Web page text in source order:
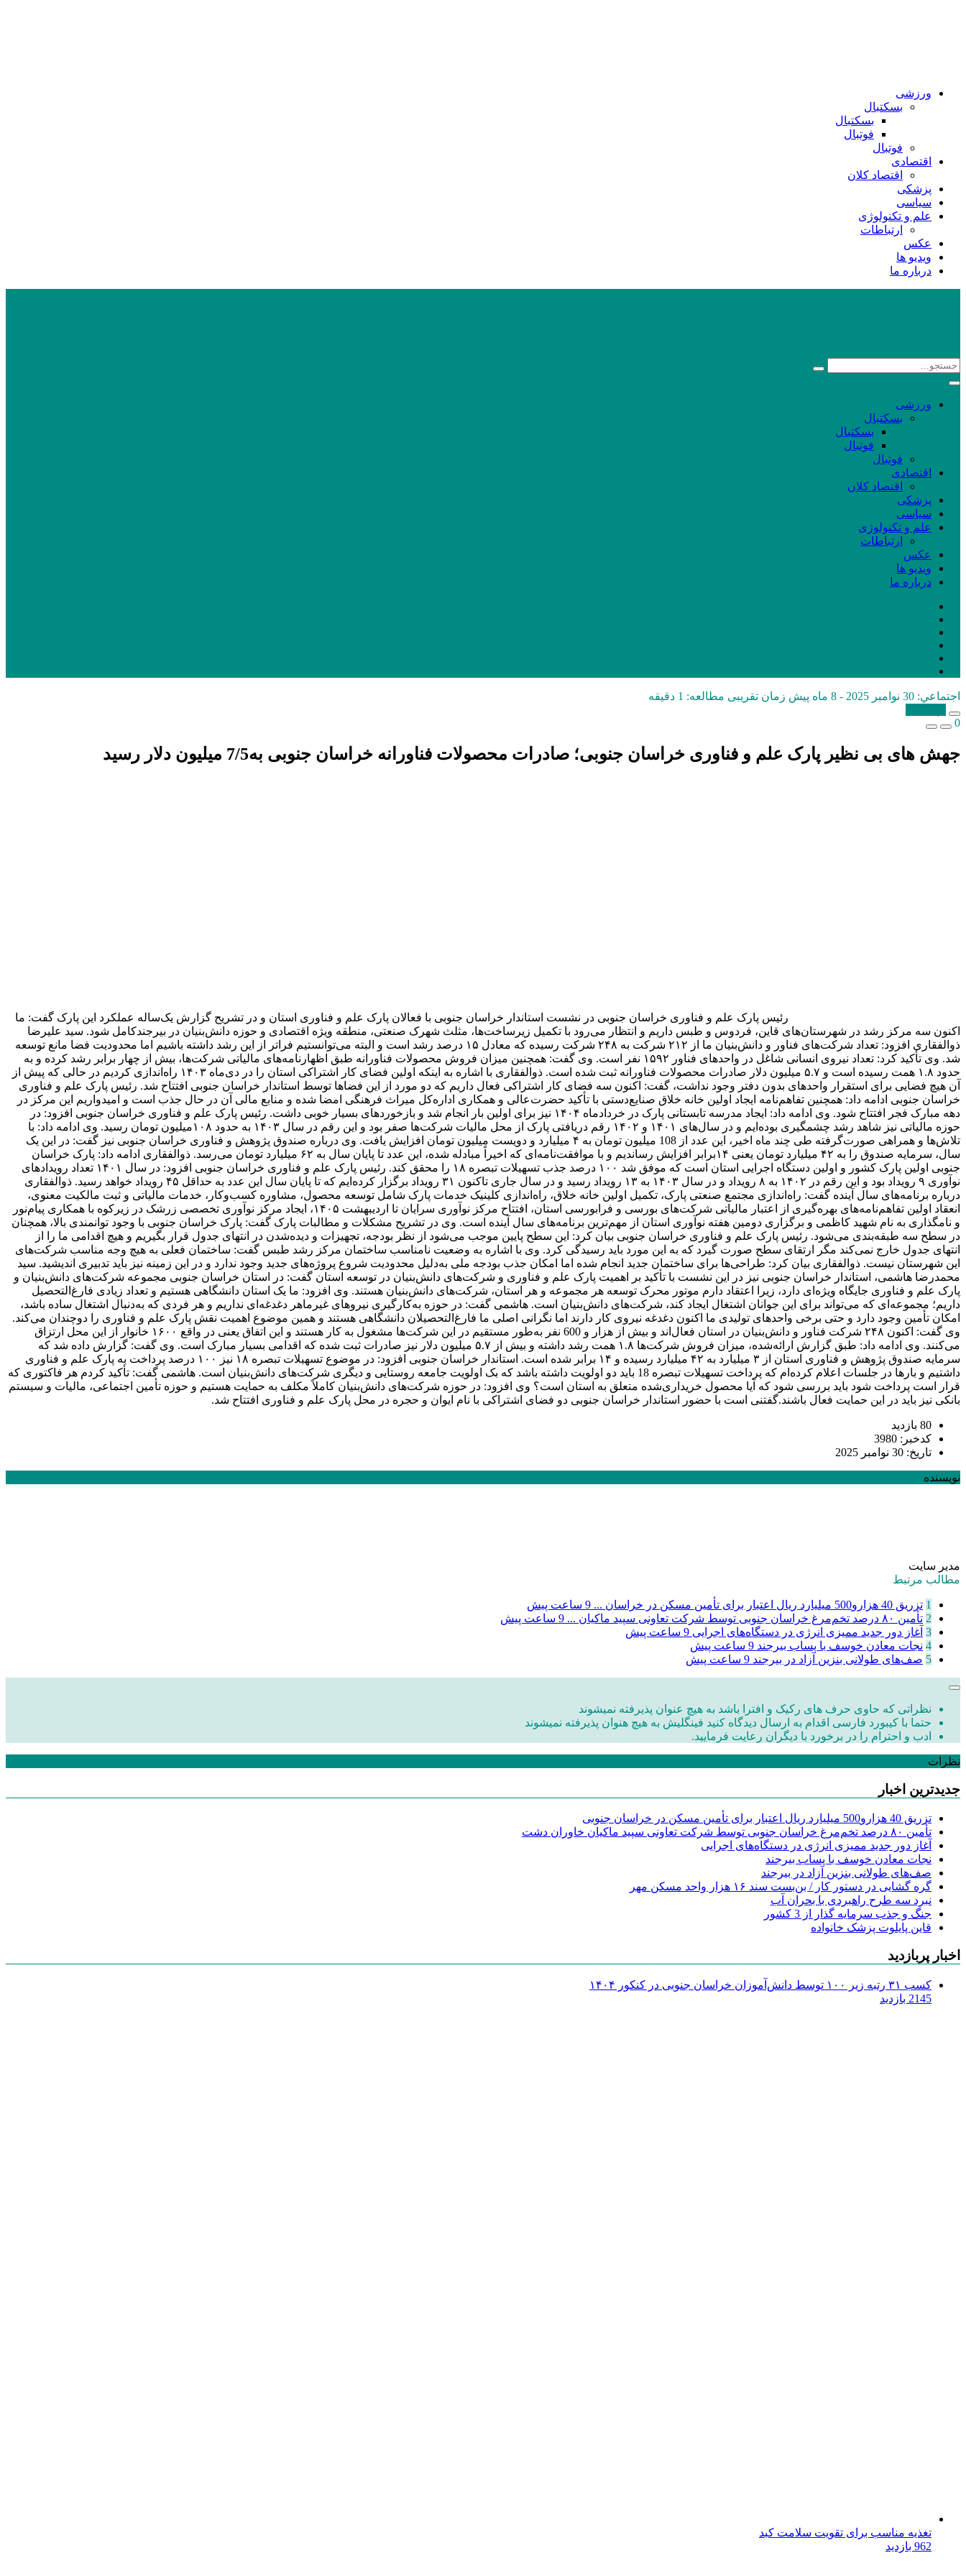
ورزشی
بسکتبال
بسکتبال
فوتبال
فوتبال
اقتصادی
اقتصاد کلان
پزشکی
سیاسی
علم و تکنولوژی
ارتباطات
عکس
ویدیو ها
درباره ما
ورزشی
بسکتبال
بسکتبال
فوتبال
فوتبال
اقتصادی
اقتصاد کلان
پزشکی
سیاسی
علم و تکنولوژی
ارتباطات
عکس
ویدیو ها
درباره ما
اجتماعي: 30 نوامبر 2025 - 8 ماه پیش
زمان تقریبی مطالعه: 1 دقیقه
0
جهش های بی نظیر پارک علم و فناوری خراسان جنوبی؛ صادرات محصولات فناورانه خراسان جنوبی به7/5 میلیون دلار رسید
رئیس پارک علم و فناوری خراسان جنوبی در نشست استاندار خراسان جنوبی با فعالان پارک علم و فناوری استان و در تشریح گزارش یک‌ساله عملکرد این پارک گفت: ما
اکنون سه مرکز رشد در شهرستان‌های قاین، فردوس و طبس داریم و انتظار می‌رود با تکمیل زیرساخت‌ها، مثلث شهرک صنعتی، منطقه ویژه اقتصادی و حوزه دانش‌بنیان در بیرجندکامل شود. سید علیرضا
ذوالفقاری افزود: تعداد شرکت‌های فناور و دانش‌بنیان ما از ۲۱۲ شرکت به ۲۴۸ شرکت رسیده که معادل ۱۵ درصد رشد است و البته می‌توانستیم فراتر از این رشد داشته باشیم اما محدودیت فضا مانع توسعه
شد. وی تأکید کرد: تعداد نیروی انسانی شاغل در واحدهای فناور ۱۵۹۲ نفر است. وی گفت: همچنین میزان فروش محصولات فناورانه طبق اظهارنامه‌های مالیاتی شرکت‌ها، بیش از چهار برابر رشد کرده و به
حدود ۱.۸ همت رسیده است و ۵.۷ میلیون دلار صادرات محصولات فناورانه ثبت شده است. ذوالفقاری با اشاره به اینکه اولین فضای کار اشتراکی استان را در دی‌ماه ۱۴۰۳ راه‌اندازی کردیم در حالی که پیش از
آن هیچ فضایی برای استقرار واحدهای بدون دفتر وجود نداشت، گفت: اکنون سه فضای کار اشتراکی فعال داریم که دو مورد از این فضاها توسط استاندار خراسان جنوبی افتتاح شد. رئیس پارک علم و فناوری
خراسان جنوبی ادامه داد: همچنین تفاهم‌نامه ایجاد اولین خانه خلاق صنایع‌دستی با تأکید حضرت‌عالی و همکاری اداره‌کل میراث فرهنگی امضا شده و منابع مالی آن در حال جذب است و امیدواریم این مرکز در
دهه مبارک فجر افتتاح شود. وی ادامه داد: ایجاد مدرسه تابستانی پارک در خردادماه ۱۴۰۴ نیز برای اولین بار انجام شد و بازخوردهای بسیار خوبی داشت. رئیس پارک علم و فناوری خراسان جنوبی افزود: در
حوزه مالیاتی نیز شاهد رشد چشمگیری بوده‌ایم و در سال‌های ۱۴۰۱ و ۱۴۰۲ رقم دریافتی پارک از محل مالیات شرکت‌ها صفر بود و این رقم در سال ۱۴۰۳ به حدود ۱۰۸میلیون تومان رسید. وی ادامه داد: با
تلاش‌ها و همراهی صورت‌گرفته طی چند ماه اخیر، این عدد از 108 میلیون تومان به ۴ میلیارد و دویست میلیون تومان افزایش یافت. وی درباره صندوق پژوهش و فناوری خراسان جنوبی نیز گفت: در این یک
سال، سرمایه صندوق را به ۴۲ میلیارد تومان یعنی ۱۴برابر افزایش رساندیم و با موافقت‌نامه‌ای که اخیراً مبادله شده، این عدد تا پایان سال به ۶۲ میلیارد تومان می‌رسد. ذوالفقاری ادامه داد: پارک خراسان
جنوبی اولین پارک کشور و اولین دستگاه اجرایی استان است که موفق شد ۱۰۰ درصد جذب تسهیلات تبصره ۱۸ را محقق کند. رئیس پارک علم و فناوری خراسان جنوبی افزود: در سال ۱۴۰۱ تعداد رویدادهای
نوآوری ۹ رویداد بود و این رقم در ۱۴۰۲ به ۸ رویداد و در سال ۱۴۰۳ به ۱۳ رویداد رسید و در سال جاری تاکنون ۳۱ رویداد برگزار کرده‌ایم که تا پایان سال این عدد به حداقل ۴۵ رویداد خواهد رسید. ذوالفقاری
درباره برنامه‌های سال آینده گفت: راه‌اندازی مجتمع صنعتی پارک، تکمیل اولین خانه خلاق، راه‌اندازی کلینیک خدمات پارک شامل توسعه محصول، مشاوره کسب‌وکار، خدمات مالیاتی و ثبت مالکیت معنوی،
انعقاد اولین تفاهم‌نامه‌های بهره‌گیری از اعتبار مالیاتی شرکت‌های بورسی و فرابورسی استان، افتتاح مرکز نوآوری سرایان تا اردیبهشت ۱۴۰۵، ایجاد مرکز نوآوری تخصصی زرشک در زیرکوه با همکاری پیام‌نور
و نامگذاری به نام شهید کاظمی و برگزاری دومین هفته نوآوری استان از مهم‌ترین برنامه‌های سال آینده است. وی در تشریح مشکلات و مطالبات پارک گفت: پارک خراسان جنوبی با وجود توانمندی بالا، همچنان
در سطح سه طبقه‌بندی می‌شود. رئیس پارک علم و فناوری خراسان جنوبی بیان کرد: این سطح پایین موجب می‌شود از نظر بودجه، تجهیزات و دیده‌شدن در انتهای جدول قرار بگیریم و هیچ اقدامی ما را از
انتهای جدول خارج نمی‌کند مگر ارتقای سطح صورت گیرد که به این مورد باید رسیدگی کرد. وی با اشاره به وضعیت نامناسب ساختمان مرکز رشد طبس گفت: ساختمان فعلی به هیچ وجه مناسب شرکت‌های
این شهرستان نیست. ذوالفقاری بیان کرد: طراحی‌ها برای ساختمان جدید انجام شده اما امکان جذب بودجه ملی به‌دلیل محدودیت شروع پروژه‌های جدید وجود ندارد و در این زمینه نیز باید تدبیری اندیشید. سید
محمدرضا هاشمی، استاندار خراسان جنوبی نیز در این نشست با تأکید بر اهمیت پارک علم و فناوری و شرکت‌های دانش‌بنیان در توسعه استان گفت: در استان خراسان جنوبی مجموعه شرکت‌های دانش‌بنیان و
پارک علم و فناوری جایگاه ویژه‌ای دارد، زیرا اعتقاد دارم موتور محرک توسعه هر مجموعه و هر استان، شرکت‌های دانش‌بنیان هستند. وی افزود: ما یک استان دانشگاهی هستیم و تعداد زیادی فارغ‌التحصیل
داریم؛ مجموعه‌ای که می‌تواند برای این جوانان اشتغال ایجاد کند، شرکت‌های دانش‌بنیان است. هاشمی گفت: در حوزه به‌کارگیری نیروهای غیرماهر دغدغه‌ای نداریم و هر فردی که به‌دنبال اشتغال ساده باشد،
امکان تأمین وجود دارد و حتی برخی واحدهای تولیدی ما اکنون دغدغه نیروی کار دارند اما نگرانی اصلی ما فارغ‌التحصیلان دانشگاهی هستند و همین موضوع اهمیت نقش پارک علم و فناوری را دوچندان می‌کند.
وی گفت: اکنون ۲۴۸ شرکت فناور و دانش‌بنیان در استان فعال‌اند و بیش از هزار و 600 نفر به‌طور مستقیم در این شرکت‌ها مشغول به کار هستند و این اتفاق یعنی در واقع ۱۶۰۰ خانوار از این محل ارتزاق
می‌کنند. وی ادامه داد: طبق گزارش ارائه‌شده، میزان فروش شرکت‌ها ۱.۸ همت رشد داشته و بیش از ۵.۷ میلیون دلار نیز صادرات ثبت شده که اقدامی بسیار مبارک است. وی گفت: گزارش داده شد که
سرمایه صندوق پژوهش و فناوری استان از ۳ میلیارد به ۴۲ میلیارد رسیده و ۱۴ برابر شده است. استاندار خراسان جنوبی افزود: در موضوع تسهیلات تبصره ۱۸ نیز ۱۰۰ درصد پرداخت به پارک علم و فناوری
داشتیم و بارها در جلسات اعلام کرده‌ام که پرداخت تسهیلات تبصره 18 باید دو اولویت داشته باشد که بک اولویت جامعه روستایی و دیگری شرکت‌های دانش‌بنیان است. هاشمی گفت: تأکید کردم هر فاکتوری که
قرار است پرداخت شود باید بررسی شود که آیا محصول خریداری‌شده متعلق به استان است؟ وی افزود: در حوزه شرکت‌های دانش‌بنیان کاملاً مکلف به حمایت هستیم و حوزه تأمین اجتماعی، مالیات و سیستم
بانکی نیز باید در این حمایت فعال باشند.گفتنی است با حضور استاندار خراسان جنوبی دو فضای اشتراکی با نام ایوان و حجره در محل پارک علم و فناوری افتتاح شد.
80 بازدید
کدخبر: 3980
تاریخ: 30 نوامبر 2025
نویسنده
مدیر سایت
مطالب مرتبط
1 تزریق 40 هزارو500 میلیارد ریال اعتبار برای تأمین مسکن در خراسان ...
9 ساعت پیش
2 تأمین ۸۰ درصد تخم‌مرغ خراسان جنوبی توسط شرکت تعاونی سپید ماکیان ...
9 ساعت پیش
3 آغاز دور جدید ممیزی انرژی در دستگاه‌های اجرایی 9 ساعت پیش
4 نجات معادن خوسف با پساب بیرجند 9 ساعت پیش
5 صف‌های طولانی بنزین آزاد در بیرجند 9 ساعت پیش
نظراتی که حاوی حرف های رکیک و افترا باشد به هیچ عنوان پذیرفته نمیشوند
حتما با کیبورد فارسی اقدام به ارسال دیدگاه کنید فینگلیش به هیچ هنوان پذیرفته نمیشوند
ادب و احترام را در برخورد با دیگران رعایت فرمایید.
نظرات
جدیدترین اخبار
تزریق 40 هزارو500 میلیارد ریال اعتبار برای تأمین مسکن در خراسان جنوبی
تأمین ۸۰ درصد تخم‌مرغ خراسان جنوبی توسط شرکت تعاونی سپید ماکیان خاوران دشت
آغاز دور جدید ممیزی انرژی در دستگاه‌های اجرایی
نجات معادن خوسف با پساب بیرجند
صف‌های طولانی بنزین آزاد در بیرجند
گره گشایی در دستور کار / بن‌بست سند ۱۶ هزار واحد مسکن مهر
نبرد سه طرح راهبردی با بحران آب
جنگ و جذب سرمایه گذار از 3 کشور
قاین پایلوت پزشک خانواده
اخبار پربازدید
کسب ۳۱ رتبه زیر ۱۰۰ توسط دانش‌آموزان خراسان جنوبی در کنکور ۱۴۰۴
2145 بازدید
تغذیه مناسب برای تقویت سلامت کبد
962 بازدید